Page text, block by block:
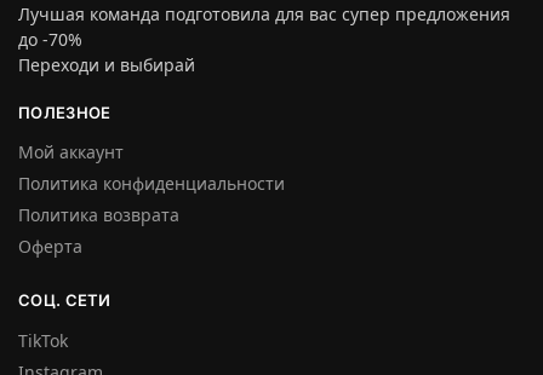
Лучшая команда подготовила для вас супер предложения
до -70%
Переходи и выбирай
ПОЛЕЗНОЕ
Мой аккаунт
Политика конфиденциальности
Политика возврата
Оферта
СОЦ. СЕТИ
TikTok